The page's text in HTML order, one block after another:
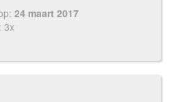
24 maart 2017
3x